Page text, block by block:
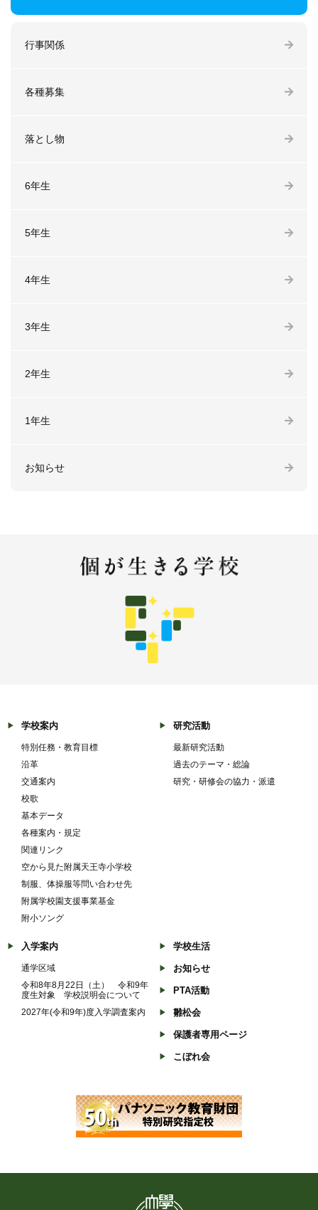
行事関係
各種募集
落とし物
6年生
5年生
4年生
3年生
2年生
1年生
お知らせ
学校案内
特別任務・教育目標
沿革
交通案内
校歌
基本データ
各種案内・規定
関連リンク
空から見た附属天王寺小学校
制服、体操服等問い合わせ先
附属学校園支援事業基金
附小ソング
研究活動
最新研究活動
過去のテーマ・総論
研究・研修会の協力・派遣
入学案内
通学区域
令和8年8月22日（土） 令和9年
度生対象 学校説明会について
2027年(令和9年)度入学調査案内
学校生活
お知らせ
PTA活動
雛松会
保護者専用ページ
こぼれ会